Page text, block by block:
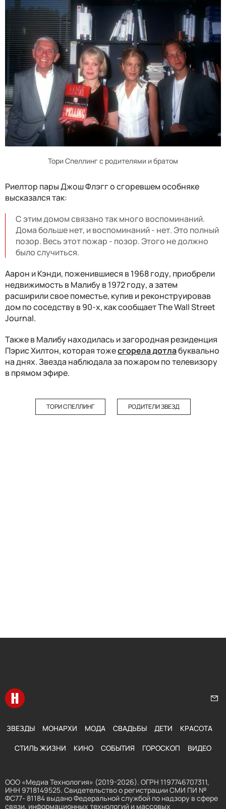
Тори Спеллинг с родителями и братом
Риелтор пары Джош Флэгг о сгоревшем особняке
высказался так:
С этим домом связано так много воспоминаний.
Дома больше нет, и воспоминаний - нет. Это полный
позор. Весь этот пожар - позор. Этого не должно
было случиться.
Аарон и Кэнди, поженившиеся в 1968 году, приобрели
недвижимость в Малибу в 1972 году, а затем
расширили свое поместье, купив и реконструировав
дом по соседству в 90-х, как сообщает The Wall Street
Journal.
Также в Малибу находилась и загородная резиденция
Пэрис Хилтон, которая тожесгорела дотлабуквально
на днях. Звезда наблюдала за пожаром по телевизору
в прямом эфире.
ТОРИ СПЕЛЛИНГ РОДИТЕЛИ ЗВЕЗД
Перейти на главную
ЗВЕЗДЫ МОНАРХИ МОДА СВАДЬБЫ ДЕТИ КРАСОТА
СТИЛЬ ЖИЗНИ КИНО СОБЫТИЯ ГОРОСКОП ВИДЕО
ООО «Медиа Технология» (2019-2026). ОГРН 1197746707311,
ИНН 9718149525. Свидетельство о регистрации СМИ ПИ №
ФС77- 81184 выдано Федеральной службой по надзору в сфере
связи, информационных технологий и массовых